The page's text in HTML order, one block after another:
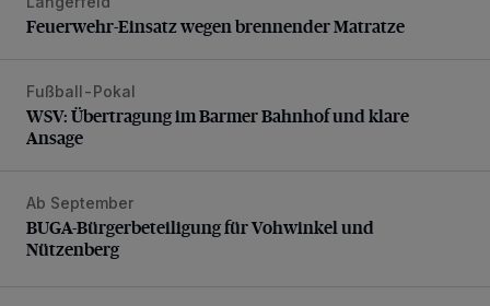
Feuerwehr-Einsatz wegen brennender Matratze
Feuerwehr-Einsatz wegen brennender Matratze
WSV: Übertragung im Barmer Bahnhof und klare Ansage
Fußball-Pokal
WSV: Übertragung im Barmer Bahnhof und klare
Ansage
BUGA-Bürgerbeteiligung für Vohwinkel und Nützenberg
Ab September
BUGA-Bürgerbeteiligung für Vohwinkel und
Nützenberg